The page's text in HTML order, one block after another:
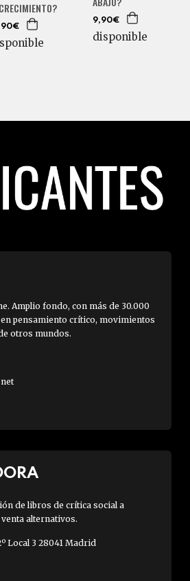
9,90€
disponible
Amplio fondo, con más de 30.000
pensamiento crítico, movimientos
otros mundos.
de libros de crítica social a
alternativos.
Local 3 28041 Madrid